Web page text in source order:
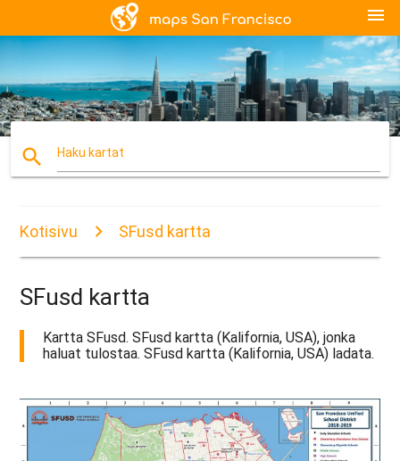
menu
search Haku kartat
Kotisivu SFusd kartta
SFusd kartta
Kartta SFusd. SFusd kartta (Kalifornia, USA), jonka
haluat tulostaa. SFusd kartta (Kalifornia, USA) ladata.